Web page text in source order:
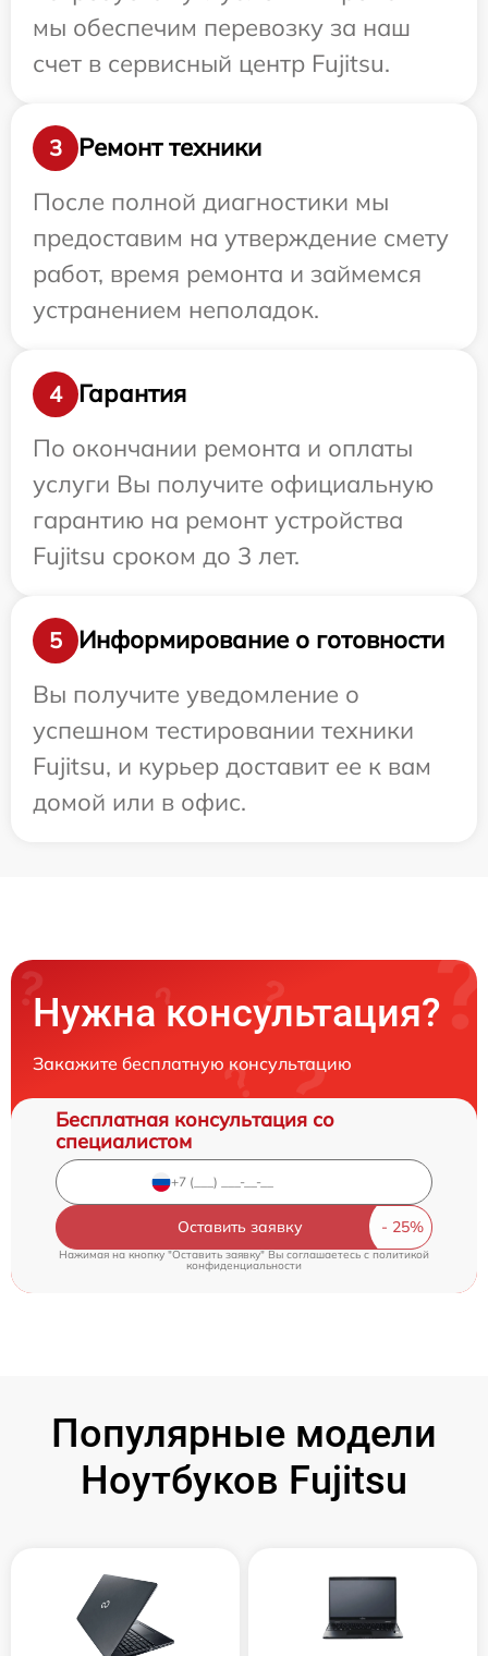
мы обеспечим перевозку за наш
счет в сервисный центр Fujitsu.
3
Ремонт техники
После полной диагностики мы
предоставим на утверждение смету
работ, время ремонта и займемся
устранением неполадок.
4
Гарантия
По окончании ремонта и оплаты
услуги Вы получите официальную
гарантию на ремонт устройства
Fujitsu сроком до 3 лет.
5
Информирование о готовности
Вы получите уведомление о
успешном тестировании техники
Fujitsu, и курьер доставит ее к вам
домой или в офис.
Нужна консультация?
Закажите бесплатную консультацию
Бесплатная консультация со
специалистом
Оставить заявку
Нажимая на кнопку "Оставить заявку" Вы соглашаетесь cполитикой
конфиденциальности
Популярные модели
Ноутбуков Fujitsu